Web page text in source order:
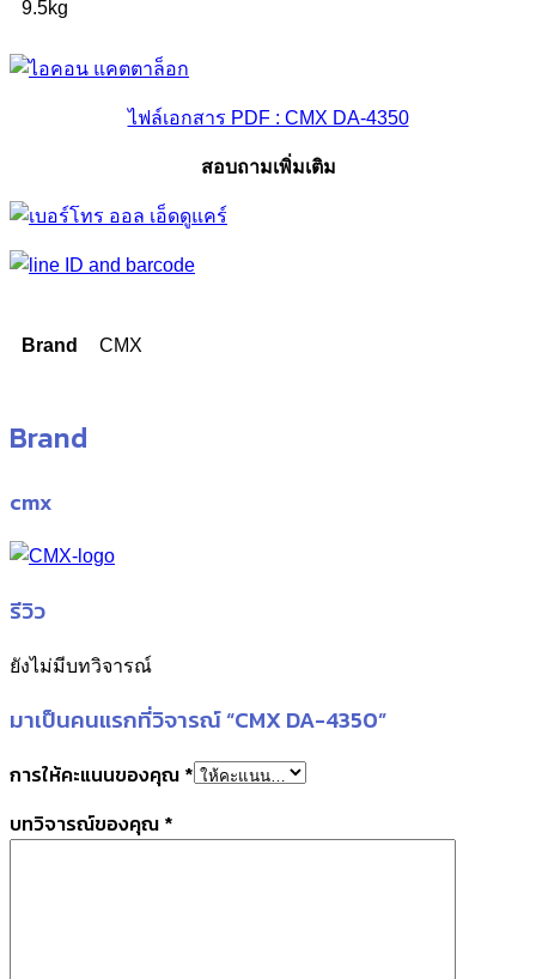
9.5kg
ไฟล์เอกสาร PDF : CMX DA-4350
สอบถามเพิ่มเติม
Brand CMX
Brand
cmx
รีวิว
ยังไม่มีบทวิจารณ์
มาเป็นคนแรกที่วิจารณ์ “CMX DA-4350”
การให้คะแนนของคุณ *
บทวิจารณ์ของคุณ *